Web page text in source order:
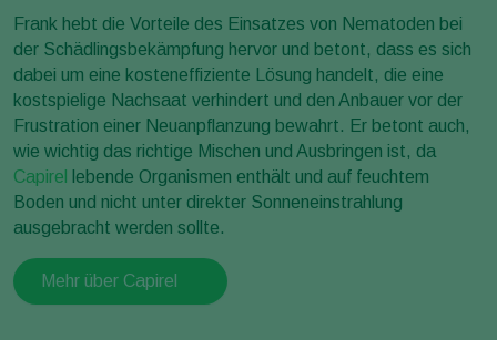
Frank hebt die Vorteile des Einsatzes von Nematoden bei
der Schädlingsbekämpfung hervor und betont, dass es sich
dabei um eine kosteneffiziente Lösung handelt, die eine
kostspielige Nachsaat verhindert und den Anbauer vor der
Frustration einer Neuanpflanzung bewahrt. Er betont auch,
wie wichtig das richtige Mischen und Ausbringen ist, da
Capirel
lebende Organismen enthält und auf feuchtem
Boden und nicht unter direkter Sonneneinstrahlung
ausgebracht werden sollte.
Mehr über Capirel